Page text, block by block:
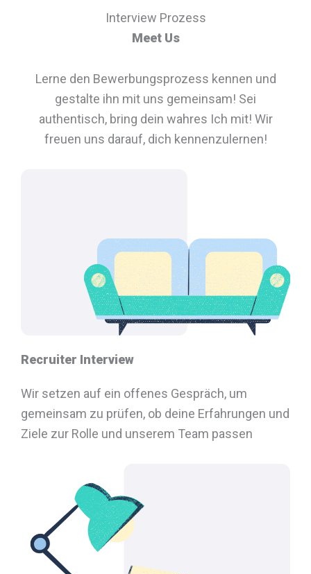
Interview Prozess
Meet Us
Lerne den Bewerbungsprozess kennen und
gestalte ihn mit uns gemeinsam! Sei
authentisch, bring dein wahres Ich mit! Wir
freuen uns darauf, dich kennenzulernen!
Recruiter Interview
Wir setzen auf ein offenes Gespräch, um
gemeinsam zu prüfen, ob deine Erfahrungen und
Ziele zur Rolle und unserem Team passen